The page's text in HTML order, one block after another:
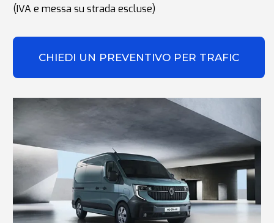
(IVA e messa su strada escluse)
CHIEDI UN PREVENTIVO PER TRAFIC